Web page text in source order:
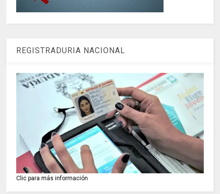
REGISTRADURIA NACIONAL
Clic para más información